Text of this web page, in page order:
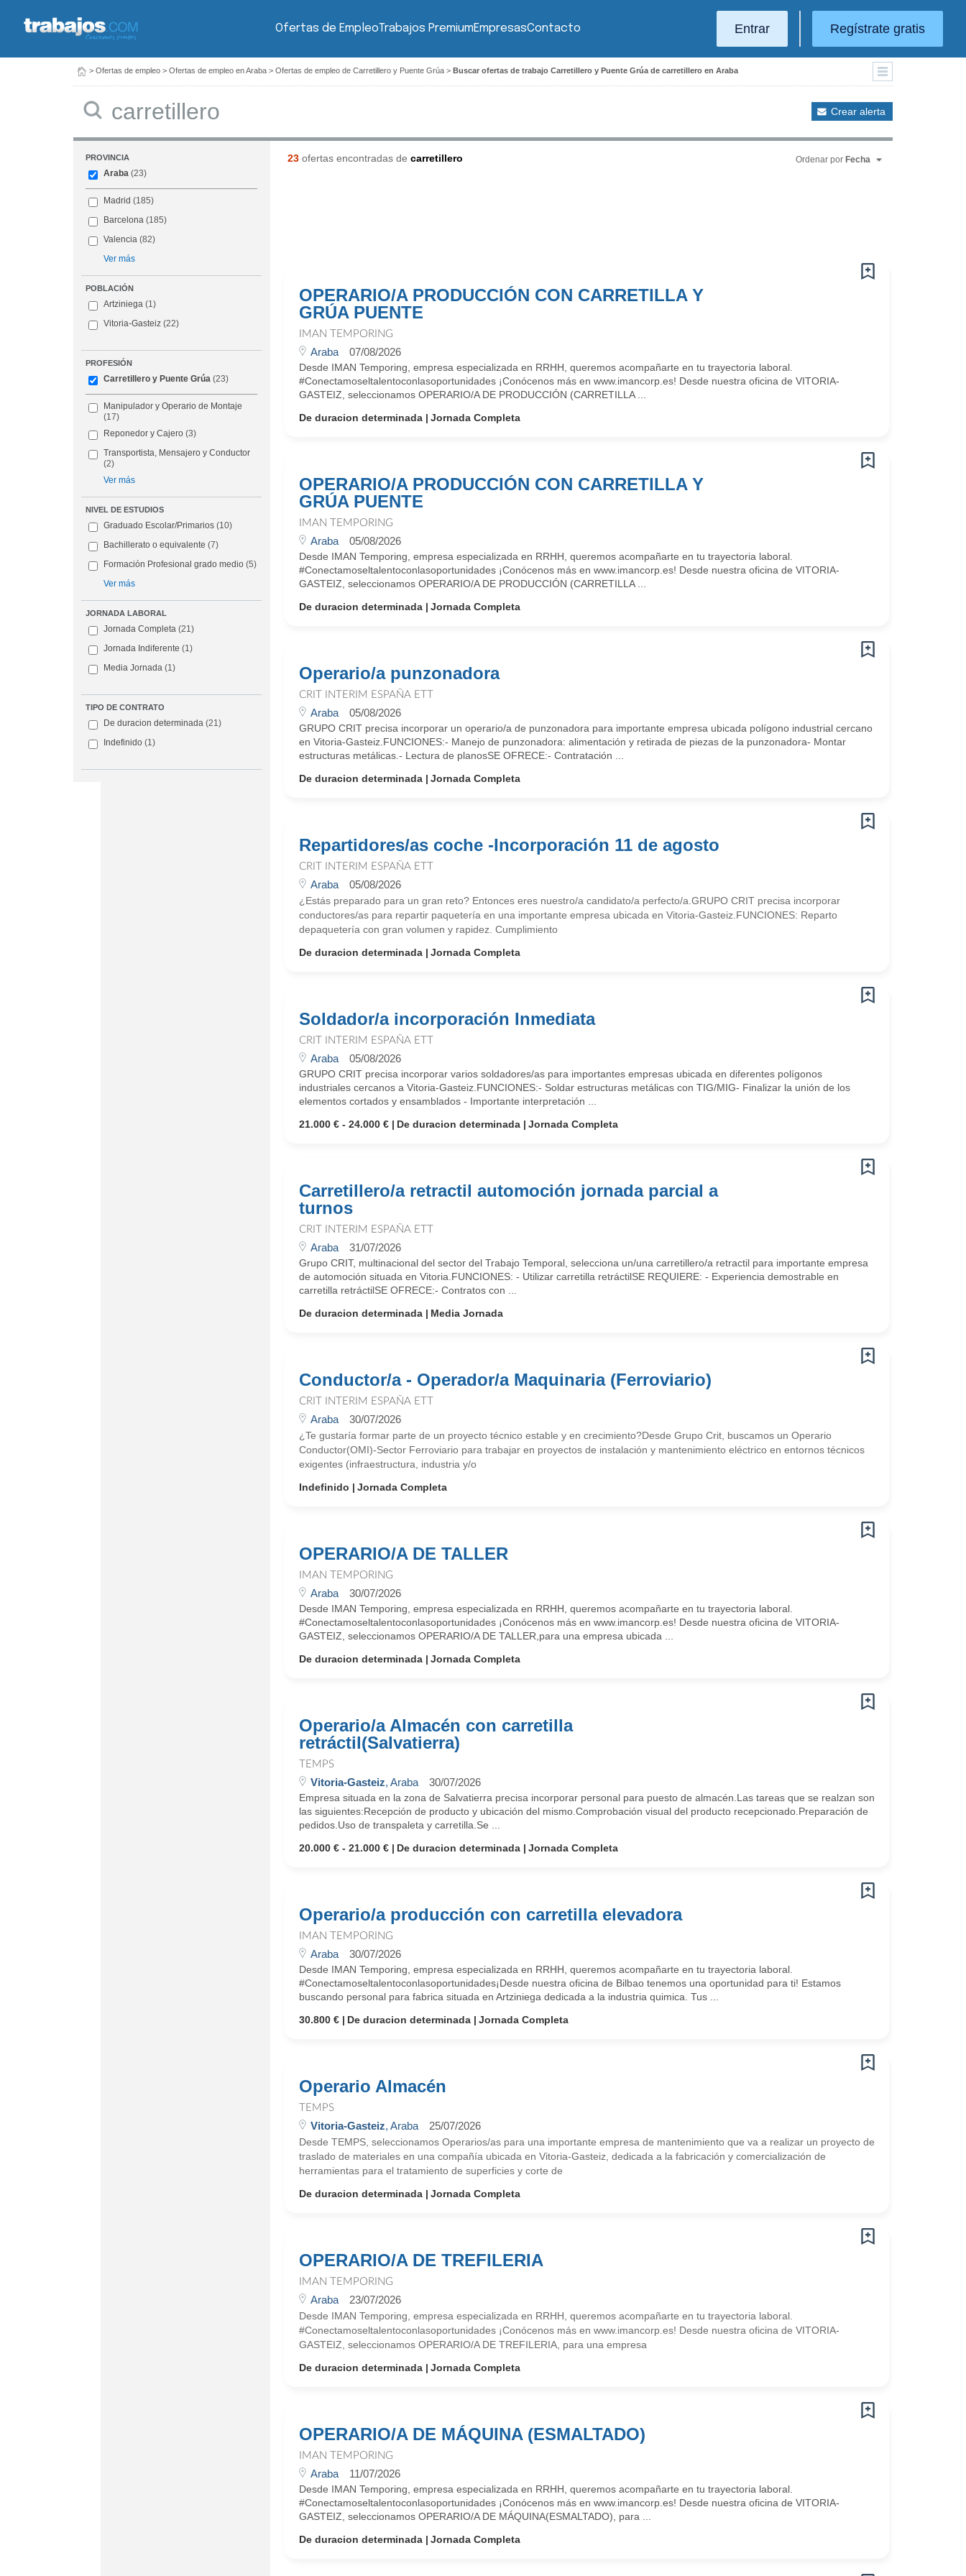
Ofertas de EmpleoTrabajos PremiumEmpresasContacto Entrar Regístrate gratis
> Ofertas de empleo > Ofertas de empleo en Araba > Ofertas de empleo de Carretillero y Puente Grúa > Buscar ofertas de trabajo Carretillero y Puente Grúa de carretillero en Araba
Crear alerta
PROVINCIA
Araba (23)
Madrid (185)
Barcelona (185)
Valencia (82)
Ver más
POBLACIÓN
Artziniega (1)
Vitoria-Gasteiz (22)
PROFESIÓN
Carretillero y Puente Grúa (23)
Manipulador y Operario de Montaje
(17)
Reponedor y Cajero (3)
Transportista, Mensajero y Conductor
(2)
Ver más
NIVEL DE ESTUDIOS
Graduado Escolar/Primarios (10)
Bachillerato o equivalente (7)
Formación Profesional grado medio (5)
Ver más
JORNADA LABORAL
Jornada Completa (21)
Jornada Indiferente (1)
Media Jornada (1)
TIPO DE CONTRATO
De duracion determinada (21)
Indefinido (1)
23ofertas encontradas de carretillero Ordenar por Fecha
OPERARIO/A PRODUCCIÓN CON CARRETILLA Y
GRÚA PUENTE
IMAN TEMPORING
Araba 07/08/2026
Desde IMAN Temporing, empresa especializada en RRHH, queremos acompañarte en tu trayectoria laboral.
#Conectamoseltalentoconlasoportunidades ¡Conócenos más en www.imancorp.es! Desde nuestra oficina de VITORIA-
GASTEIZ, seleccionamos OPERARIO/A DE PRODUCCIÓN (CARRETILLA ...
De duracion determinada
Jornada Completa
OPERARIO/A PRODUCCIÓN CON CARRETILLA Y
GRÚA PUENTE
IMAN TEMPORING
Araba 05/08/2026
Desde IMAN Temporing, empresa especializada en RRHH, queremos acompañarte en tu trayectoria laboral.
#Conectamoseltalentoconlasoportunidades ¡Conócenos más en www.imancorp.es! Desde nuestra oficina de VITORIA-
GASTEIZ, seleccionamos OPERARIO/A DE PRODUCCIÓN (CARRETILLA ...
De duracion determinada
Jornada Completa
Operario/a punzonadora
CRIT INTERIM ESPAÑA ETT
Araba 05/08/2026
GRUPO CRIT precisa incorporar un operario/a de punzonadora para importante empresa ubicada polígono industrial cercano
en Vitoria-Gasteiz.FUNCIONES:- Manejo de punzonadora: alimentación y retirada de piezas de la punzonadora- Montar
estructuras metálicas.- Lectura de planosSE OFRECE:- Contratación ...
De duracion determinada
Jornada Completa
Repartidores/as coche -Incorporación 11 de agosto
CRIT INTERIM ESPAÑA ETT
Araba 05/08/2026
¿Estás preparado para un gran reto? Entonces eres nuestro/a candidato/a perfecto/a.GRUPO CRIT precisa incorporar
conductores/as para repartir paquetería en una importante empresa ubicada en Vitoria-Gasteiz.FUNCIONES: Reparto
depaquetería con gran volumen y rapidez. Cumplimiento
De duracion determinada
Jornada Completa
Soldador/a incorporación Inmediata
CRIT INTERIM ESPAÑA ETT
Araba 05/08/2026
GRUPO CRIT precisa incorporar varios soldadores/as para importantes empresas ubicada en diferentes polígonos
industriales cercanos a Vitoria-Gasteiz.FUNCIONES:- Soldar estructuras metálicas con TIG/MIG- Finalizar la unión de los
elementos cortados y ensamblados - Importante interpretación ...
21.000 € - 24.000 €
De duracion determinada Jornada Completa
Carretillero/a retractil automoción jornada parcial a
turnos
CRIT INTERIM ESPAÑA ETT
Araba 31/07/2026
Grupo CRIT, multinacional del sector del Trabajo Temporal, selecciona un/una carretillero/a retractil para importante empresa
de automoción situada en Vitoria.FUNCIONES: - Utilizar carretilla retráctilSE REQUIERE: - Experiencia demostrable en
carretilla retráctilSE OFRECE:- Contratos con ...
De duracion determinada
Media Jornada
Conductor/a - Operador/a Maquinaria (Ferroviario)
CRIT INTERIM ESPAÑA ETT
Araba 30/07/2026
¿Te gustaría formar parte de un proyecto técnico estable y en crecimiento?Desde Grupo Crit, buscamos un Operario
Conductor(OMI)-Sector Ferroviario para trabajar en proyectos de instalación y mantenimiento eléctrico en entornos técnicos
exigentes (infraestructura, industria y/o
Indefinido
Jornada Completa
OPERARIO/A DE TALLER
IMAN TEMPORING
Araba 30/07/2026
Desde IMAN Temporing, empresa especializada en RRHH, queremos acompañarte en tu trayectoria laboral.
#Conectamoseltalentoconlasoportunidades ¡Conócenos más en www.imancorp.es! Desde nuestra oficina de VITORIA-
GASTEIZ, seleccionamos OPERARIO/A DE TALLER,para una empresa ubicada ...
De duracion determinada
Jornada Completa
Operario/a Almacén con carretilla
retráctil(Salvatierra)
TEMPS
Vitoria-Gasteiz, Araba 30/07/2026
Empresa situada en la zona de Salvatierra precisa incorporar personal para puesto de almacén.Las tareas que se realzan son
las siguientes:Recepción de producto y ubicación del mismo.Comprobación visual del producto recepcionado.Preparación de
pedidos.Uso de transpaleta y carretilla.Se ...
20.000 € - 21.000 €
De duracion determinada Jornada Completa
Operario/a producción con carretilla elevadora
IMAN TEMPORING
Araba 30/07/2026
Desde IMAN Temporing, empresa especializada en RRHH, queremos acompañarte en tu trayectoria laboral.
#Conectamoseltalentoconlasoportunidades¡Desde nuestra oficina de Bilbao tenemos una oportunidad para ti! Estamos
buscando personal para fabrica situada en Artziniega dedicada a la industria quimica. Tus ...
30.800 €
De duracion determinada Jornada Completa
Operario Almacén
TEMPS
Vitoria-Gasteiz, Araba 25/07/2026
Desde TEMPS, seleccionamos Operarios/as para una importante empresa de mantenimiento que va a realizar un proyecto de
traslado de materiales en una compañía ubicada en Vitoria-Gasteiz, dedicada a la fabricación y comercialización de
herramientas para el tratamiento de superficies y corte de
De duracion determinada
Jornada Completa
OPERARIO/A DE TREFILERIA
IMAN TEMPORING
Araba 23/07/2026
Desde IMAN Temporing, empresa especializada en RRHH, queremos acompañarte en tu trayectoria laboral.
#Conectamoseltalentoconlasoportunidades ¡Conócenos más en www.imancorp.es! Desde nuestra oficina de VITORIA-
GASTEIZ, seleccionamos OPERARIO/A DE TREFILERIA, para una empresa
De duracion determinada
Jornada Completa
OPERARIO/A DE MÁQUINA (ESMALTADO)
IMAN TEMPORING
Araba 11/07/2026
Desde IMAN Temporing, empresa especializada en RRHH, queremos acompañarte en tu trayectoria laboral.
#Conectamoseltalentoconlasoportunidades ¡Conócenos más en www.imancorp.es! Desde nuestra oficina de VITORIA-
GASTEIZ, seleccionamos OPERARIO/A DE MÁQUINA(ESMALTADO), para ...
De duracion determinada
Jornada Completa